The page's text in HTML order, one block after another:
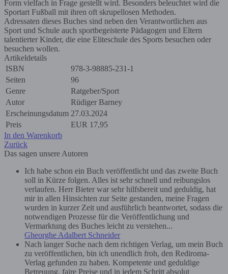
Form vielfach in Frage gestellt wird. Besonders beleuchtet wird die
Sportart Fußball mit ihren oft skrupellosen Methoden.
Adressaten dieses Buches sind neben den Verantwortlichen aus
Sport und Schule auch sportbegeisterte Pädagogen und Eltern
talentierter Kinder, die eine Eliteschule des Sports besuchen oder
besuchen wollen.
Artikeldetails
ISBN
978-3-98885-231-1
Seiten
96
Genre
Ratgeber/Sport
Autor
Rüdiger Barney
Erscheinungsdatum 27.03.2024
Preis
EUR 17,95
In den Warenkorb
Zurück
Das sagen unsere Autoren
Ich habe schon ein Buch veröffentlicht und das zweite Buch
soll in Kürze folgen. Alles ist sehr schnell und reibungslos
verlaufen. Herr Bieter war sehr hilfsbereit und geduldig, hat
mir in allen Hinsichten zur Seite gestanden, meine Fragen
wurden in kurzer Zeit und ausführlich beantwortet, sodass die
notwendigen Prozesse für die Veröffentlichung und
Vermarktung des Buches leicht zu verstehen...
Gheorghe Adalbert Schneider
Nach langer Suche nach dem richtigen Verlag, um mein Buch
zu veröffentlichen, bin ich unendlich froh, den Rediroma-
Verlag gefunden zu haben. Kompetente und geduldige
Betreuung, faire Preise und in jedem Schritt absolut